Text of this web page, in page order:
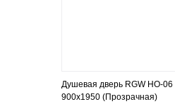
Душевая дверь RGW HO-06
900x1950 (Прозрачная)